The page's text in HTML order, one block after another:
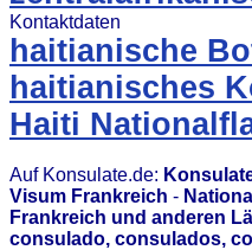
Kontaktdaten
haitianische
haitianisches
Haiti
Auf Konsulate.de:
Visum Frankreich -
Frankreich und anderen
consulado, consulados,